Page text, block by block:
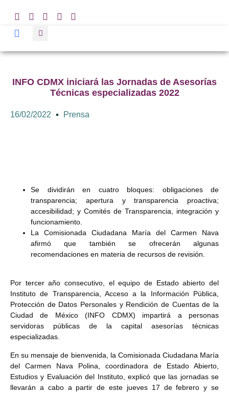
INFO CDMX iniciará las Jornadas de Asesorías
Técnicas especializadas 2022
16/02/2022 Prensa
Se dividirán en cuatro bloques: obligaciones de
transparencia; apertura y transparencia proactiva;
accesibilidad; y Comités de Transparencia, integración y
funcionamiento.
La Comisionada Ciudadana María del Carmen Nava
afirmó que también se ofrecerán algunas
recomendaciones en materia de recursos de revisión.
Por tercer año consecutivo, el equipo de Estado abierto del
Instituto de Transparencia, Acceso a la Información Pública,
Protección de Datos Personales y Rendición de Cuentas de la
Ciudad de México (INFO CDMX) impartirá a personas
servidoras públicas de la capital asesorías técnicas
especializadas.
En su mensaje de bienvenida, la Comisionada Ciudadana María
del Carmen Nava Polina, coordinadora de Estado Abierto,
Estudios y Evaluación del Instituto, explicó que las jornadas se
llevarán a cabo a partir de este jueves 17 de febrero y se